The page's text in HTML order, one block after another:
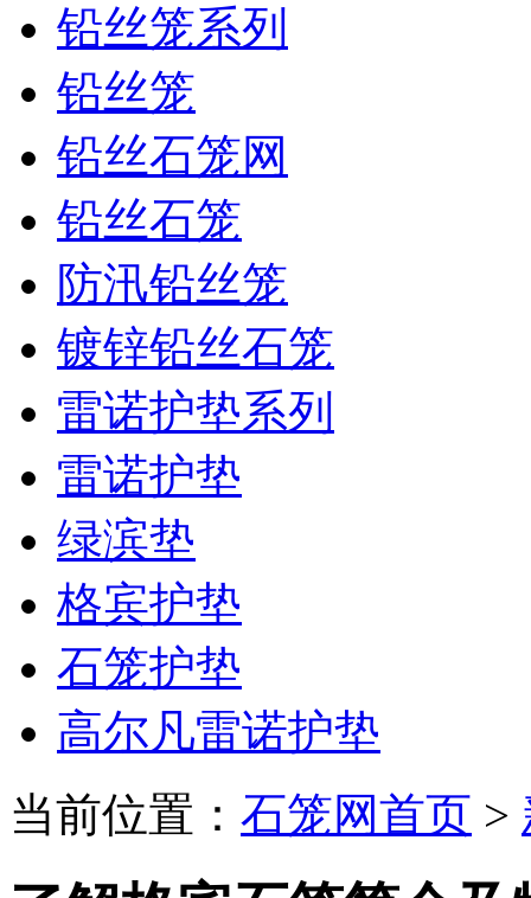
铅丝笼系列
铅丝笼
铅丝石笼网
铅丝石笼
防汛铅丝笼
镀锌铅丝石笼
雷诺护垫系列
雷诺护垫
绿滨垫
格宾护垫
石笼护垫
高尔凡雷诺护垫
当前位置： 石笼网首页 >